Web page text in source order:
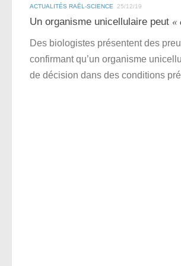
ACTUALITÉS RAËL-SCIENCE 25/12/19
Un organisme unicellulaire peut «
Des biologistes présentent des
confirmant qu’un organisme
de décision dans des conditions